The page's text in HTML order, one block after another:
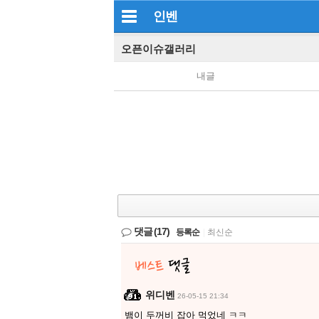
인벤
오픈이슈갤러리
내글
댓글(17) 등록순 최신순
위디벤 26-05-15 21:34
뱀이 두꺼비 잡아 먹었네 ㅋㅋ